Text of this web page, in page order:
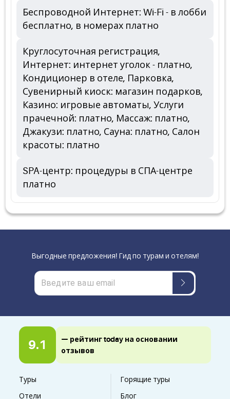
Беспроводной Интернет: Wi-Fi - в лобби
бесплатно, в номерах платно
Круглосуточная регистрация,
Интернет: интернет уголок - платно,
Кондиционер в отеле, Парковка,
Сувенирный киоск: магазин подарков,
Казино: игровые автоматы, Услуги
прачечной: платно, Массаж: платно,
Джакузи: платно, Сауна: платно, Салон
красоты: платно
SPA-центр: процедуры в СПА-центре
платно
9.1
— рейтинг today на основании
отзывов
Туры
Горящие туры
Отели
Блог
Выгодные предложения! Гид по турам и отелям!